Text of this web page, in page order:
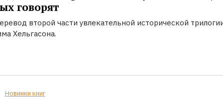
говорят
второй части увлекательной исторической
Хельгасона.
Новинки книг